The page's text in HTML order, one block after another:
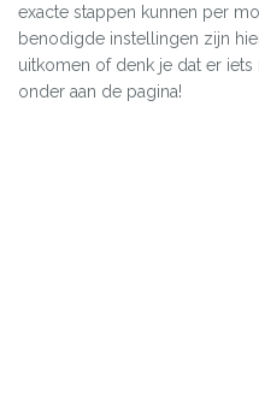
exacte stappen kunnen per
benodigde instellingen zijn
uitkomen of denk je dat er
onder aan de pagina!